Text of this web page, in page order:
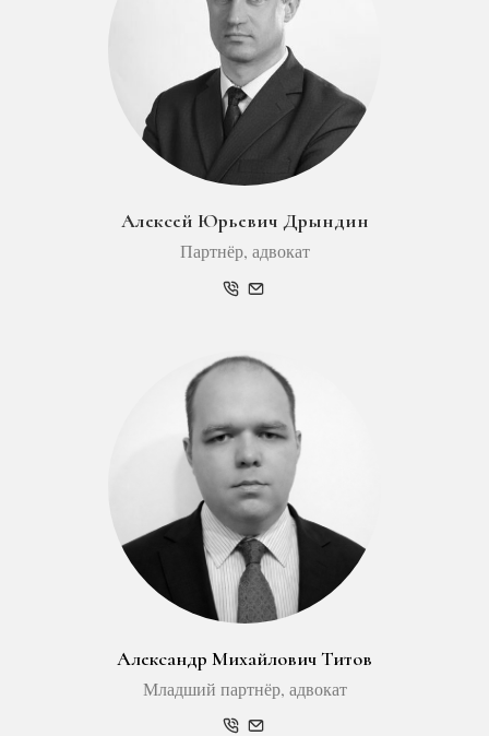
Алексей Юрьевич Дрындин
Партнёр, адвокат
Александр Михайлович Титов
Младший партнёр, адвокат